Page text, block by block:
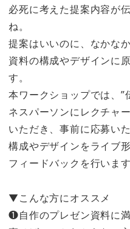
必死に考えた提案内容が
ね。
提案はいいのに、なかな
資料の構成やデザインに
す。
本ワークショップでは、”
ネスパーソンにレクチャ
いただき、事前に応募い
構成やデザインをライブ
フィードバックを行います
▼こんな方にオススメ
❶自作のプレゼン資料に